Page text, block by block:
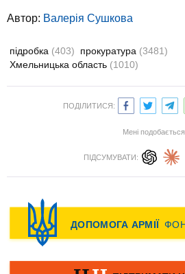
Автор: Валерiя Сушкова
підробка (403) прокуратура (3481)
Хмельницька область (1010)
ПОДІЛИТИСЯ:
Мені подобається
ПІДСУМУВАТИ: